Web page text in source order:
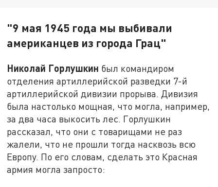
"9 мая 1945 года мы выбивали
американцев из города Грац"
Николай Горлушкин был командиром
отделения артиллерийской разведки 7-й
артиллерийской дивизии прорыва. Дивизия
была настолько мощная, что могла, например,
за два часа выкосить лес. Горлушкин
рассказал, что они с товарищами не раз
жалели, что не прошли тогда насквозь всю
Европу. По его словам, сделать это Красная
армия могла запросто: